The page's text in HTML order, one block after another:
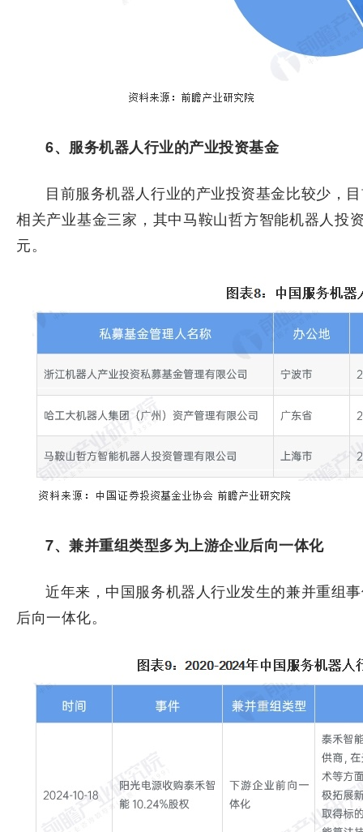
6、服务机器人行业的产业投资基金
目前服务机器人行业的产业投资基金比较少，
相关产业基金三家，其中马鞍山哲方智能机器人投
元。
7、兼并重组类型多为上游企业后向一体化
近年来，中国服务机器人行业发生的兼并重组
后向一体化。